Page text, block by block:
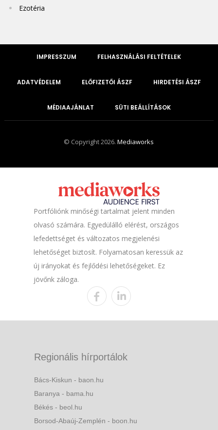
Ezotéria
IMPRESSZUM FELHASZNÁLÁSI FELTÉTELEK
ADATVÉDELEM ELŐFIZETŐI ÁSZF HIRDETÉSI ÁSZF
MÉDIAAJÁNLAT SÜTI BEÁLLÍTÁSOK
© Copyright 2026.Mediaworks
Portfóliónk minőségi tartalmat jelent minden
olvasó számára. Egyedülálló elérést, országos
lefedettséget és változatos megjelenési
lehetőséget biztosít. Folyamatosan keressük az
új irányokat és fejlődési lehetőségeket. Ez
jövőnk záloga.
Regionális hírportálok
Bács-Kiskun - baon.hu
Baranya - bama.hu
Békés - beol.hu
Borsod-Abaúj-Zemplén - boon.hu